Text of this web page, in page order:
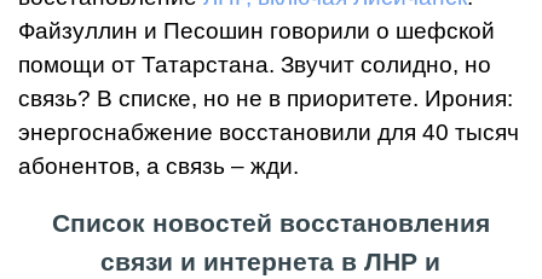
Файзуллин и Песошин говорили о шефской
помощи от Татарстана. Звучит солидно, но
связь? В списке, но не в приоритете. Ирония:
энергоснабжение восстановили для 40 тысяч
абонентов, а связь – жди.
Список новостей восстановления
связи и интернета в ЛНР и